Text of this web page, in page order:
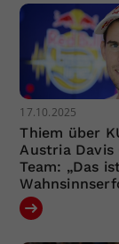
17.10.2025
Thiem über
Austria Davis
Team: „Das